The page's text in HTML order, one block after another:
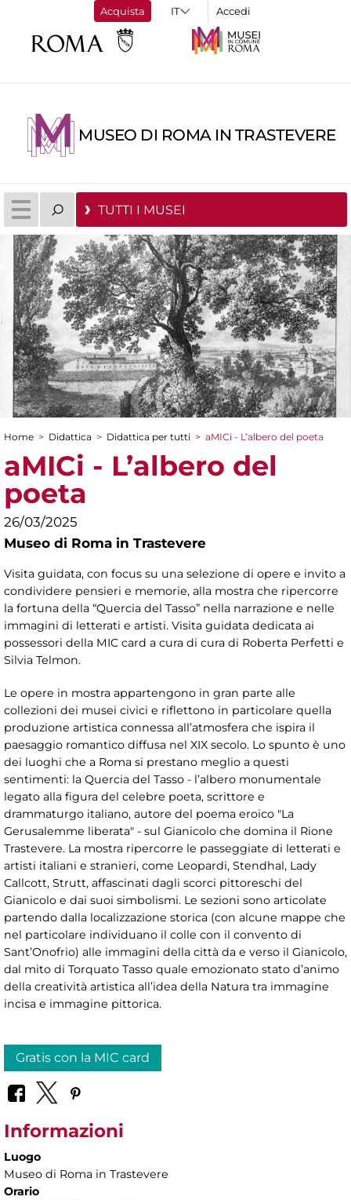
Acquista Accedi
MUSEO DI ROMA IN TRASTEVERE
TUTTI I MUSEI
Tu sei qui
Home > Didattica > Didattica per tutti > aMICi - L’albero del poeta
aMICi - L’albero del
poeta
26/03/2025
Museo di Roma in Trastevere
Visita guidata, con focus su una selezione di opere e invito a
condividere pensieri e memorie, alla mostra che ripercorre
la fortuna della “Quercia del Tasso” nella narrazione e nelle
immagini di letterati e artisti. Visita guidata dedicata ai
possessori della MIC card a cura di cura di Roberta Perfetti e
Silvia Telmon.
Le opere in mostra appartengono in gran parte alle
collezioni dei musei civici e riflettono in particolare quella
produzione artistica connessa all’atmosfera che ispira il
paesaggio romantico diffusa nel XIX secolo. Lo spunto è uno
dei luoghi che a Roma si prestano meglio a questi
sentimenti: la Quercia del Tasso - l’albero monumentale
legato alla figura del celebre poeta, scrittore e
drammaturgo italiano, autore del poema eroico "La
Gerusalemme liberata" - sul Gianicolo che domina il Rione
Trastevere. La mostra ripercorre le passeggiate di letterati e
artisti italiani e stranieri, come Leopardi, Stendhal, Lady
Callcott, Strutt, affascinati dagli scorci pittoreschi del
Gianicolo e dai suoi simbolismi. Le sezioni sono articolate
partendo dalla localizzazione storica (con alcune mappe che
nel particolare individuano il colle con il convento di
Sant’Onofrio) alle immagini della città da e verso il Gianicolo,
dal mito di Torquato Tasso quale emozionato stato d’animo
della creatività artistica all’idea della Natura tra immagine
incisa e immagine pittorica.
Gratis con la MIC card
Informazioni
Luogo
Museo di Roma in Trastevere
Orario